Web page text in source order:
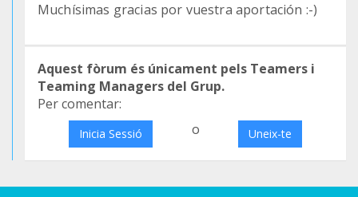
Muchísimas gracias por vuestra aportación :-)
Aquest fòrum és únicament pels Teamers i
Teaming Managers del Grup.
Per comentar:
Inicia Sessió o Uneix-te